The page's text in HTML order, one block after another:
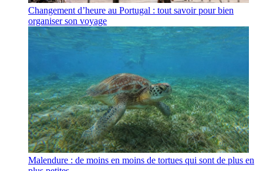
Changement d’heure au Portugal : tout savoir pour bien
organiser son voyage
Malendure : de moins en moins de tortues qui sont de plus en